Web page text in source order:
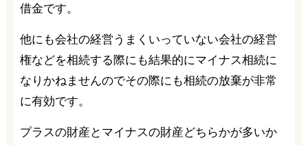
借金です。
他にも会社の経営うまくいっていない会社の経営
権などを相続する際にも結果的にマイナス相続に
なりかねませんのでその際にも相続の放棄が非常
に有効です。
プラスの財産とマイナスの財産どちらかが多いか